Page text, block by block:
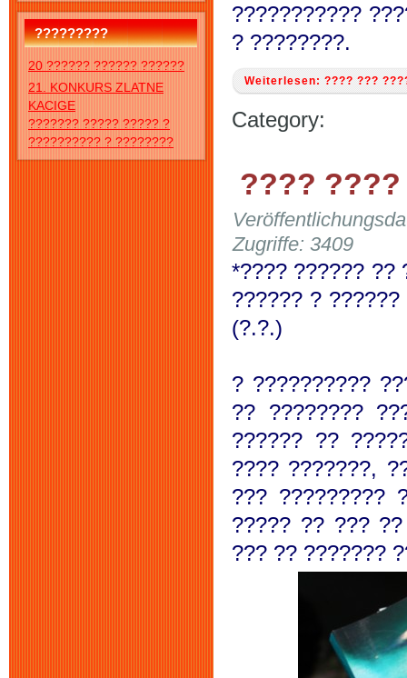
?????????
20 ?????? ?????? ??????
21. KONKURS ZLATNE
KACIGE
??????? ????? ????? ?
?????????? ? ????????
???????????
? ????????.
Weiterlesen: ???? ???
Category:
????
Zugriffe: 3409
*???? ?????? ??
?????? ?
(?.?.)
? ??????????
?? ????????
?????? ??
???? ???????,
??? ?????????
????? ?? ???
??? ?? ???????